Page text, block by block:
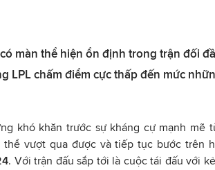
màn thể hiện ổn định trong trận đối
LPL chấm điểm cực thấp đến mức
khó khăn trước sự kháng cự mạnh mẽ
thể vượt qua được và tiếp tục bước trên
. Với trận đấu sắp tới là cuộc tái đấu với